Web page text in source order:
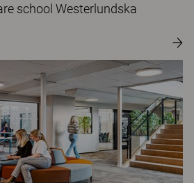
school Westerlundska